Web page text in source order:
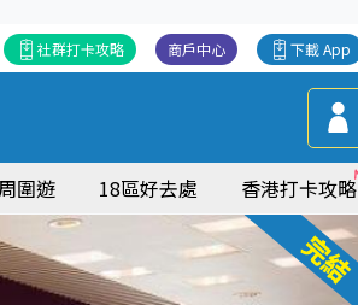
下載 App
商戶中心
社群打卡攻略
圍遊 18區好去處 香港打卡攻略